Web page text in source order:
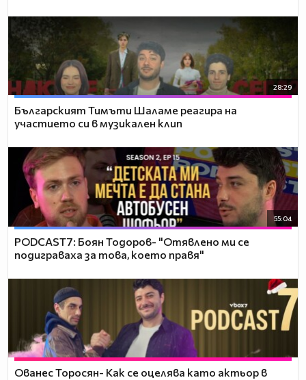
28:29
Българският Тимъти Шаламе реагира на
участието си в музикален клип
55:04
PODCAST7: ‪Боян Тодоров- "Отявлено ми се
подиграваха за това, което правя"
Ованес Торосян- Как се оцелява като актьор в